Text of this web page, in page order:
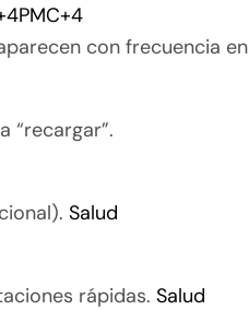
PMC+4
con frecuencia en
“recargar”.
Salud
rápidas.Salud